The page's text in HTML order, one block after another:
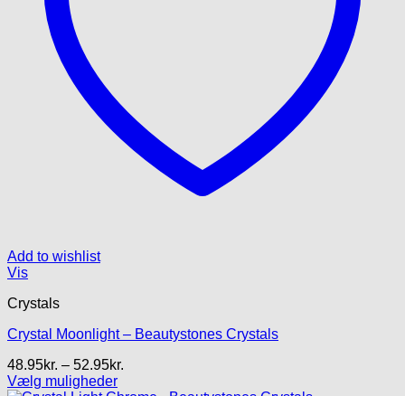
Add to wishlist
Vis
Crystals
Crystal Moonlight – Beautystones Crystals
48.95kr. – 52.95kr.
Vælg muligheder